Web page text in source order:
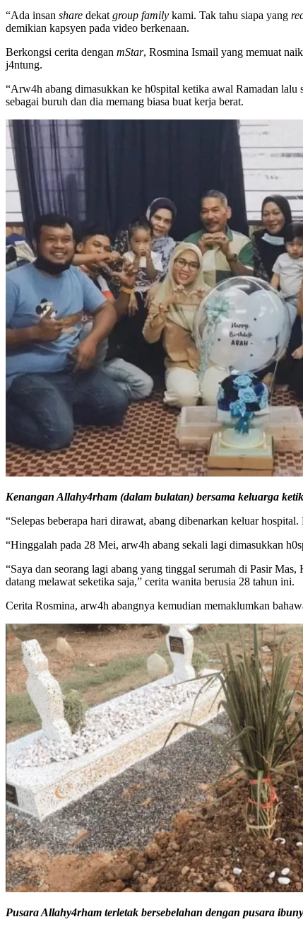
“Ada insan share dekat group family kami. Tak tahu siapa yang
demikian kapsyen pada video berkenaan.
Berkongsi cerita dengan mStar, Rosmina Ismail yang memuat
j4ntung.
“Arw4h abang dimasukkan ke h0spital ketika awal Ramadan lalu
sebagai buruh dan dia memang biasa buat kerja berat.
Kenangan Allahy4rham (dalam bulatan) bersama keluarga
“Selepas beberapa hari dirawat, abang dibenarkan keluar
“Hinggalah pada 28 Mei, arw4h abang sekali lagi dimasukkan
“Saya dan seorang lagi abang yang tinggal serumah di Pasir
datang melawat seketika saja,” cerita wanita berusia 28 tahun ini.
Cerita Rosmina, arw4h abangnya kemudian memaklumkan
Pusara Allahy4rham terletak bersebelahan dengan pusara